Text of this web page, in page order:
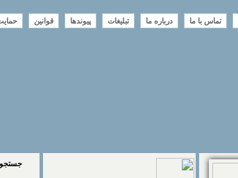
تماس با ما درباره ما تبلیغات پیوندها قوانین
جستجو